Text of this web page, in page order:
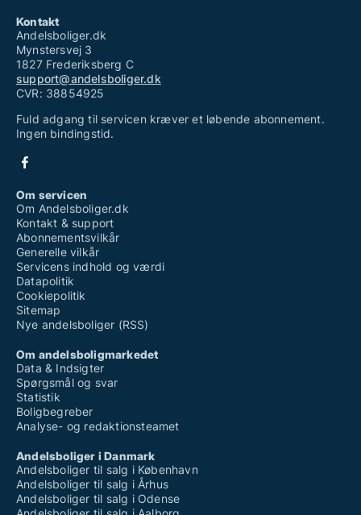
Kontakt
Andelsboliger.dk
Mynstersvej 3
1827 Frederiksberg C
support@andelsboliger.dk
CVR: 38854925
Fuld adgang til servicen kræver et løbende abonnement.
Ingen bindingstid.
Om servicen
Om Andelsboliger.dk
Kontakt & support
Abonnementsvilkår
Generelle vilkår
Servicens indhold og værdi
Datapolitik
Cookiepolitik
Sitemap
Nye andelsboliger (RSS)
Om andelsboligmarkedet
Data & Indsigter
Spørgsmål og svar
Statistik
Boligbegreber
Analyse- og redaktionsteamet
Andelsboliger i Danmark
Andelsboliger til salg i København
Andelsboliger til salg i Århus
Andelsboliger til salg i Odense